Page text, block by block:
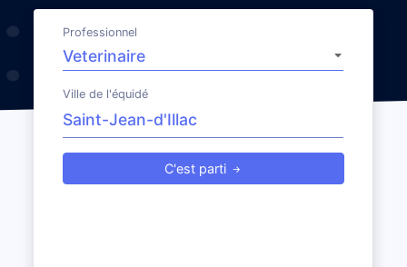
Professionnel
Ville de l'équidé
C'est parti